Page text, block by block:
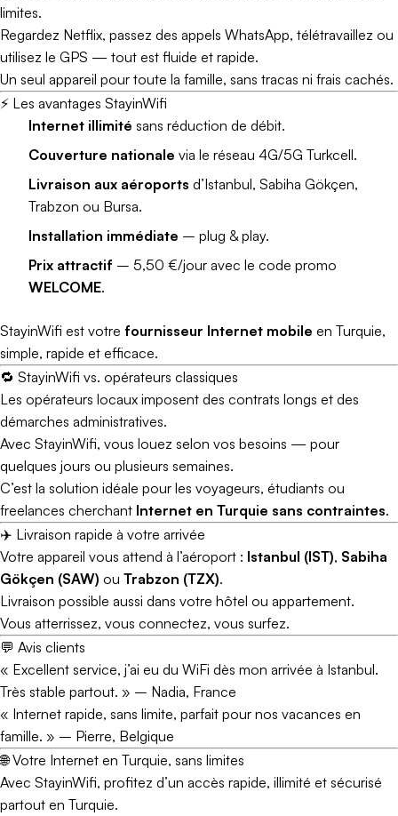
limites.
Regardez Netflix, passez des appels WhatsApp, télétravaillez ou
utilisez le GPS — tout est fluide et rapide.
Un seul appareil pour toute la famille, sans tracas ni frais cachés.
⚡ Les avantages StayinWifi
Internet illimité sans réduction de débit.
Couverture nationale via le réseau 4G/5G Turkcell.
Livraison aux aéroports d’Istanbul, Sabiha Gökçen,
Trabzon ou Bursa.
Installation immédiate – plug & play.
Prix attractif – 5,50 €/jour avec le code promo
WELCOME.
StayinWifi est votre fournisseur Internet mobile en Turquie,
simple, rapide et efficace.
🔁 StayinWifi vs. opérateurs classiques
Les opérateurs locaux imposent des contrats longs et des
démarches administratives.
Avec StayinWifi, vous louez selon vos besoins — pour
quelques jours ou plusieurs semaines.
C’est la solution idéale pour les voyageurs, étudiants ou
freelances cherchant Internet en Turquie sans contraintes.
✈️ Livraison rapide à votre arrivée
Votre appareil vous attend à l’aéroport : Istanbul (IST), Sabiha
Gökçen (SAW) ou Trabzon (TZX).
Livraison possible aussi dans votre hôtel ou appartement.
Vous atterrissez, vous connectez, vous surfez.
💬 Avis clients
« Excellent service, j’ai eu du WiFi dès mon arrivée à Istanbul.
Très stable partout. » – Nadia, France
« Internet rapide, sans limite, parfait pour nos vacances en
famille. » – Pierre, Belgique
🌐 Votre Internet en Turquie, sans limites
Avec StayinWifi, profitez d’un accès rapide, illimité et sécurisé
partout en Turquie.